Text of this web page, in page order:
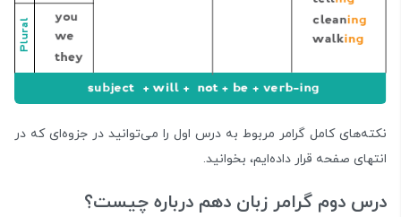
نکته‌های کامل گرامر مربوط به درس اول را می‌توانید در جزوه‌ای که در
انتهای صفحه قرار داده‌ایم، بخوانید.
درس دوم گرامر زبان دهم درباره چیست؟